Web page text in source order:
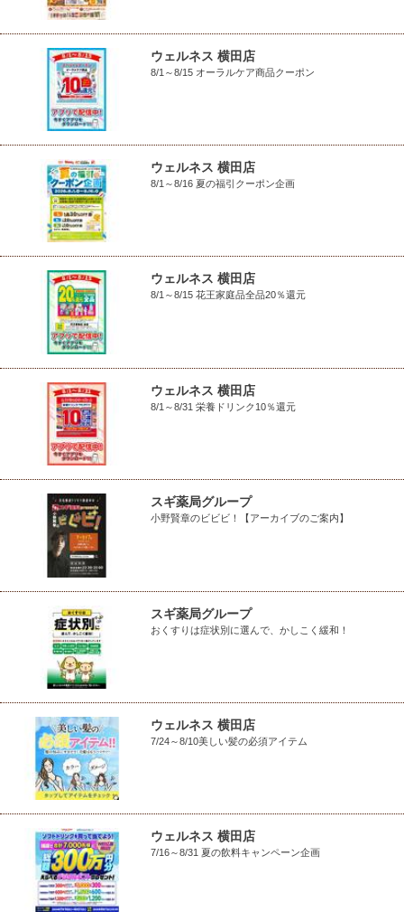
ウェルネス 横田店
8/1～8/15 オーラルケア商品クーポン
ウェルネス 横田店
8/1～8/16 夏の福引クーポン企画
ウェルネス 横田店
8/1～8/15 花王家庭品全品20％還元
ウェルネス 横田店
8/1～8/31 栄養ドリンク10％還元
スギ薬局グループ
小野賢章のビビビ！【アーカイブのご案内】
スギ薬局グループ
おくすりは症状別に選んで、かしこく緩和！
ウェルネス 横田店
7/24～8/10美しい髪の必須アイテム
ウェルネス 横田店
7/16～8/31 夏の飲料キャンペーン企画